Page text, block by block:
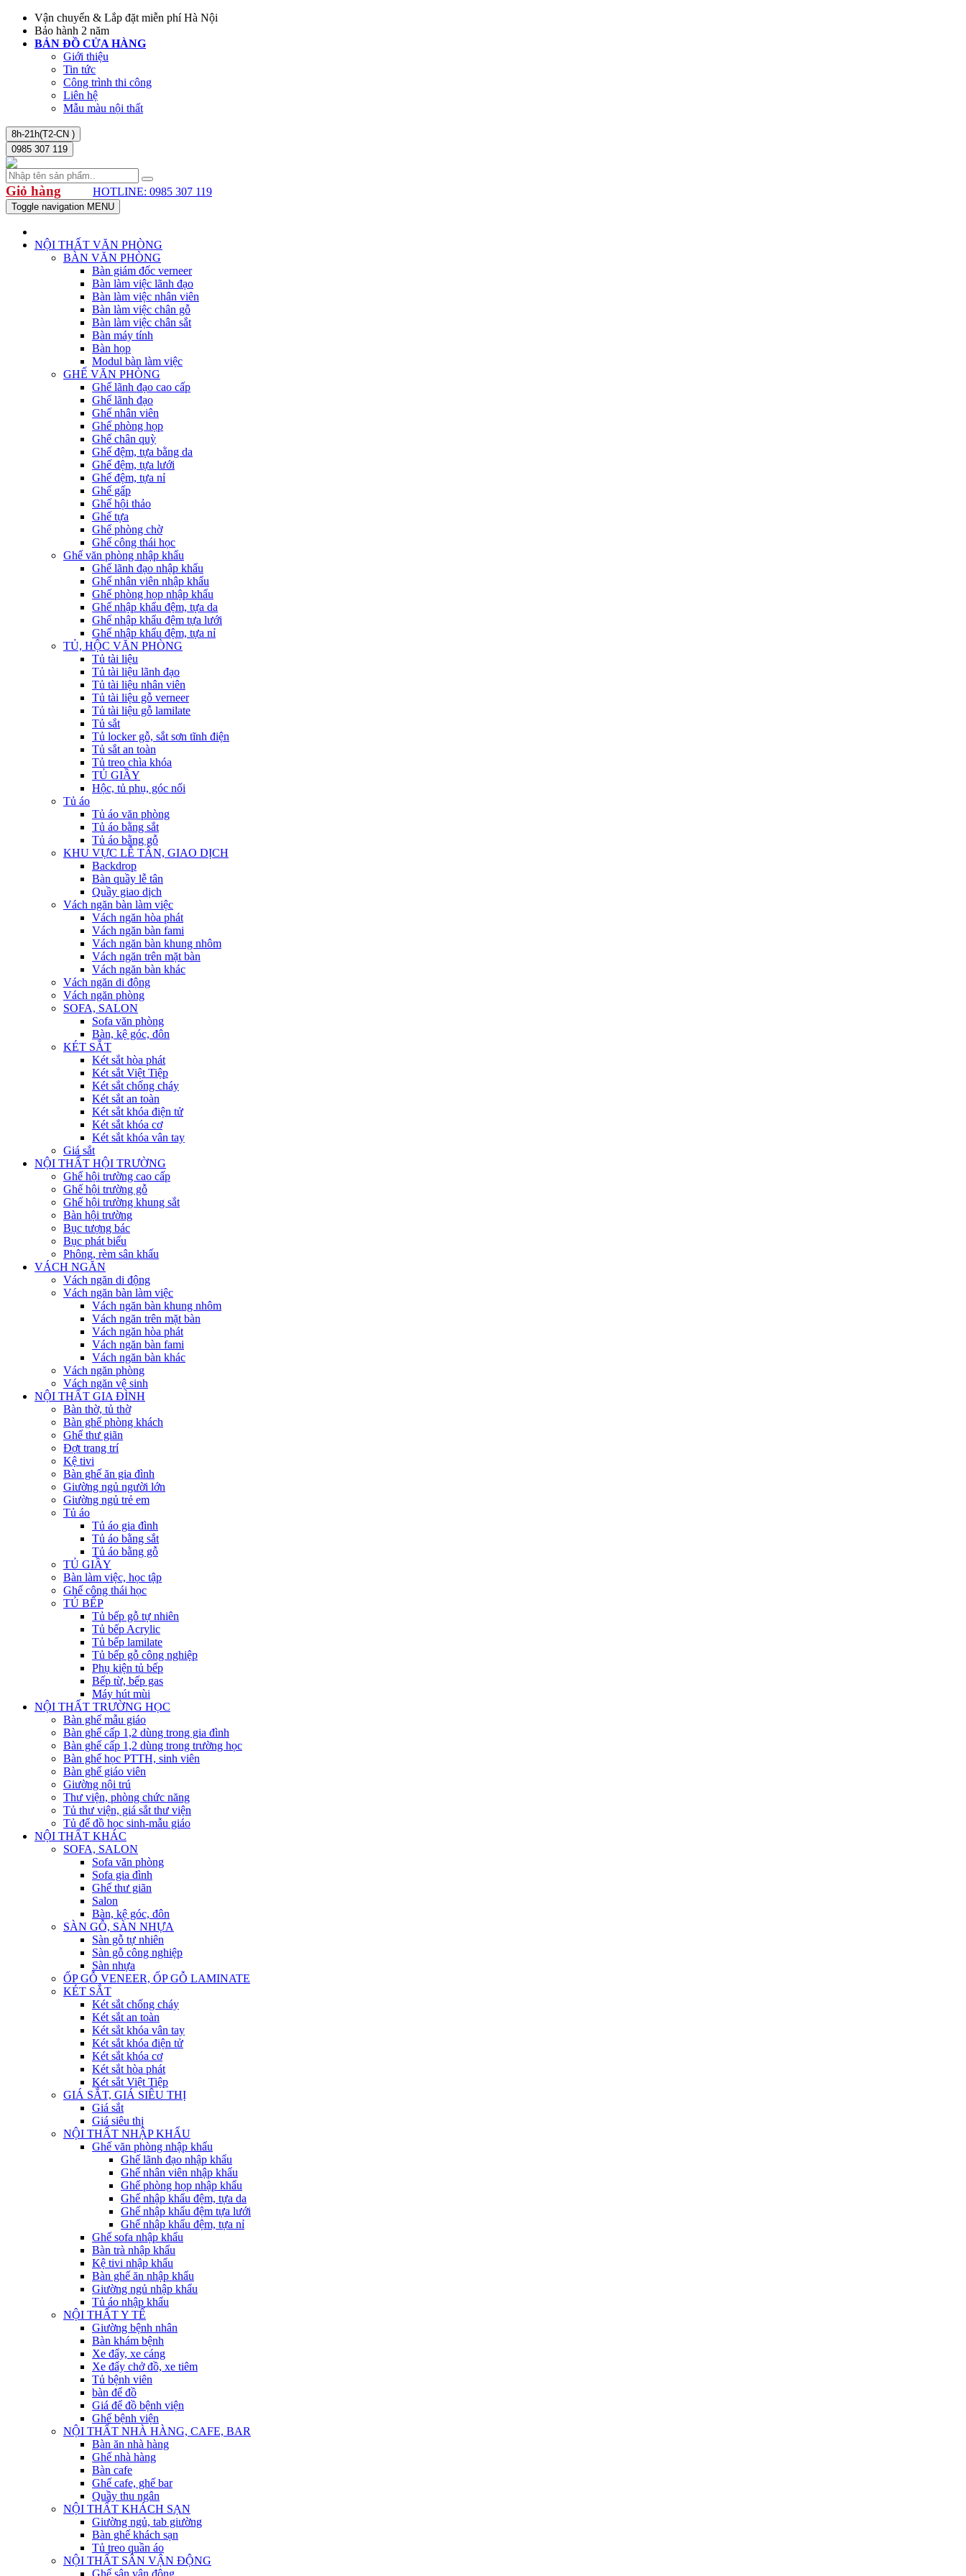
Vận chuyển & Lắp đặt miễn phí Hà Nội
Bảo hành 2 năm
BẢN ĐỒ CỬA HÀNG
Giới thiệu
Tin tức
Công trình thi công
Liên hệ
Mẫu màu nội thất
8h-21h(T2-CN )
0985 307 119
Giỏ hàng HOTLINE: 0985 307 119
Toggle navigation MENU
NỘI THẤT VĂN PHÒNG
BÀN VĂN PHÒNG
Bàn giám đốc verneer
Bàn làm việc lãnh đạo
Bàn làm việc nhân viên
Bàn làm việc chân gỗ
Bàn làm việc chân sắt
Bàn máy tính
Bàn họp
Modul bàn làm việc
GHẾ VĂN PHÒNG
Ghế lãnh đạo cao cấp
Ghế lãnh đạo
Ghế nhân viên
Ghế phòng họp
Ghế chân quỳ
Ghế đệm, tựa bằng da
Ghế đệm, tựa lưới
Ghế đệm, tựa nỉ
Ghế gấp
Ghế hội thảo
Ghế tựa
Ghế phòng chờ
Ghế công thái học
Ghế văn phòng nhập khẩu
Ghế lãnh đạo nhập khẩu
Ghế nhân viên nhập khẩu
Ghế phòng họp nhập khẩu
Ghế nhập khẩu đệm, tựa da
Ghế nhập khẩu đệm tựa lưới
Ghế nhập khẩu đệm, tựa nỉ
TỦ, HỘC VĂN PHÒNG
Tủ tài liệu
Tủ tài liệu lãnh đạo
Tủ tài liệu nhân viên
Tủ tài liệu gỗ verneer
Tủ tài liệu gỗ lamilate
Tủ sắt
Tủ locker gỗ, sắt sơn tĩnh điện
Tủ sắt an toàn
Tủ treo chìa khóa
TỦ GIẦY
Hộc, tủ phụ, góc nối
Tủ áo
Tủ áo văn phòng
Tủ áo bằng sắt
Tủ áo bằng gỗ
KHU VỰC LỄ TÂN, GIAO DỊCH
Backdrop
Bàn quầy lễ tân
Quầy giao dịch
Vách ngăn bàn làm việc
Vách ngăn hòa phát
Vách ngăn bàn fami
Vách ngăn bàn khung nhôm
Vách ngăn trên mặt bàn
Vách ngăn bàn khác
Vách ngăn di động
Vách ngăn phòng
SOFA, SALON
Sofa văn phòng
Bàn, kệ góc, đôn
KÉT SẮT
Két sắt hòa phát
Két sắt Việt Tiệp
Két sắt chống cháy
Két sắt an toàn
Két sắt khóa điện tử
Két sắt khóa cơ
Két sắt khóa vân tay
Giá sắt
NỘI THẤT HỘI TRƯỜNG
Ghế hội trường cao cấp
Ghế hội trường gỗ
Ghế hội trường khung sắt
Bàn hội trường
Bục tượng bác
Bục phát biểu
Phông, rèm sân khấu
VÁCH NGĂN
Vách ngăn di động
Vách ngăn bàn làm việc
Vách ngăn bàn khung nhôm
Vách ngăn trên mặt bàn
Vách ngăn hòa phát
Vách ngăn bàn fami
Vách ngăn bàn khác
Vách ngăn phòng
Vách ngăn vệ sinh
NỘI THẤT GIA ĐÌNH
Bàn thờ, tủ thờ
Bàn ghế phòng khách
Ghế thư giãn
Đợt trang trí
Kệ tivi
Bàn ghế ăn gia đình
Giường ngủ người lớn
Giường ngủ trẻ em
Tủ áo
Tủ áo gia đình
Tủ áo bằng sắt
Tủ áo bằng gỗ
TỦ GIẦY
Bàn làm việc, học tập
Ghế công thái học
TỦ BẾP
Tủ bếp gỗ tự nhiên
Tủ bếp Acrylic
Tủ bếp lamilate
Tủ bếp gỗ công nghiệp
Phụ kiện tủ bếp
Bếp từ, bếp gas
Máy hút mùi
NỘI THẤT TRƯỜNG HỌC
Bàn ghế mẫu giáo
Bàn ghế cấp 1,2 dùng trong gia đình
Bàn ghế cấp 1,2 dùng trong trường học
Bàn ghế học PTTH, sinh viên
Bàn ghế giáo viên
Giường nội trú
Thư viện, phòng chức năng
Tủ thư viện, giá sắt thư viện
Tủ để đồ học sinh-mẫu giáo
NỘI THẤT KHÁC
SOFA, SALON
Sofa văn phòng
Sofa gia đình
Ghế thư giãn
Salon
Bàn, kệ góc, đôn
SÀN GỖ, SÀN NHỰA
Sàn gỗ tự nhiên
Sàn gỗ công nghiệp
Sàn nhựa
ỐP GỖ VENEER, ỐP GỖ LAMINATE
KÉT SẮT
Két sắt chống cháy
Két sắt an toàn
Két sắt khóa vân tay
Két sắt khóa điện tử
Két sắt khóa cơ
Két sắt hòa phát
Két sắt Việt Tiệp
GIÁ SẮT, GIÁ SIÊU THỊ
Giá sắt
Giá siêu thị
NỘI THẤT NHẬP KHẨU
Ghế văn phòng nhập khẩu
Ghế lãnh đạo nhập khẩu
Ghế nhân viên nhập khẩu
Ghế phòng họp nhập khẩu
Ghế nhập khẩu đệm, tựa da
Ghế nhập khẩu đệm tựa lưới
Ghế nhập khẩu đệm, tựa nỉ
Ghế sofa nhập khẩu
Bàn trà nhập khẩu
Kệ tivi nhập khẩu
Bàn ghế ăn nhập khẩu
Giường ngủ nhập khẩu
Tủ áo nhập khẩu
NỘI THẤT Y TẾ
Giường bệnh nhân
Bàn khám bệnh
Xe đẩy, xe cáng
Xe đẩy chở đồ, xe tiêm
Tủ bệnh viên
bàn để đồ
Giá để đồ bệnh viện
Ghế bệnh viện
NỘI THẤT NHÀ HÀNG, CAFE, BAR
Bàn ăn nhà hàng
Ghế nhà hàng
Bàn cafe
Ghế cafe, ghế bar
Quầy thu ngân
NỘI THẤT KHÁCH SẠN
Giường ngủ, tab giường
Bàn ghế khách sạn
Tủ treo quần áo
NỘI THẤT SÂN VẬN ĐỘNG
Ghế sân vận động